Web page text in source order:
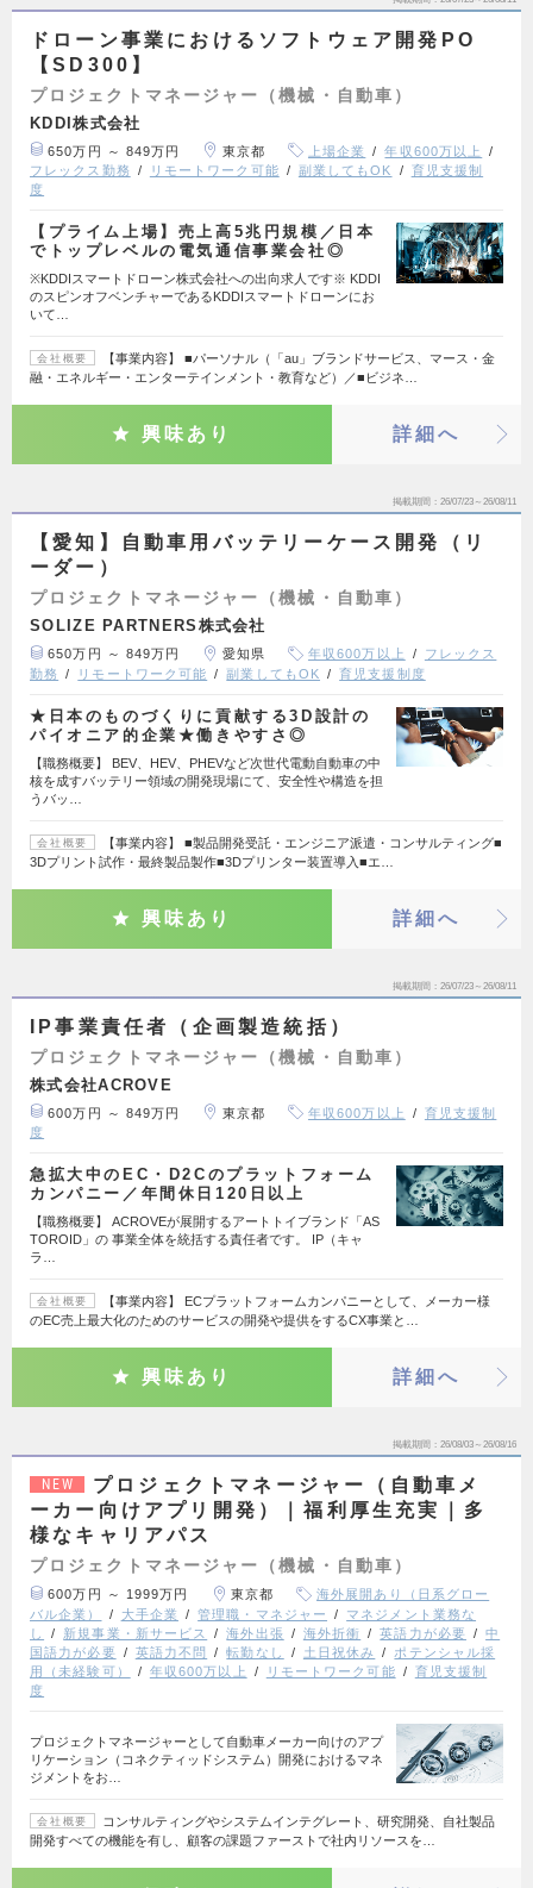
ドローン事業におけるソフトウェア開発PO
【SD300】
プロジェクトマネージャー（機械・自動車）
KDDI株式会社
650万円 ～ 849万円 東京都 上場企業
年収600万以上
フレックス勤務
リモートワーク可能 副業してもOK
育児支援制
度
【プライム上場】売上高5兆円規模／日本
でトップレベルの電気通信事業会社◎
※KDDIスマートドローン株式会社への出向求人です※ KDDI
のスピンオフベンチャーであるKDDIスマートドローンにお
いて…
会社概要
【事業内容】 ■パーソナル（「au」ブランドサービス、マース・金
融・エネルギー・エンターテインメント・教育など）／■ビジネ…
興味あり 詳細へ
掲載期間 26/07/23～26/08/11
【愛知】自動車用バッテリーケース開発（リ
ーダー）
プロジェクトマネージャー（機械・自動車）
SOLIZE PARTNERS株式会社
650万円 ～ 849万円 愛知県 年収600万以上
フレックス
勤務
リモートワーク可能 副業してもOK 育児支援制度
★日本のものづくりに貢献する3D設計の
パイオニア的企業★働きやすさ◎
【職務概要】 BEV、HEV、PHEVなど次世代電動自動車の中
核を成すバッテリー領域の開発現場にて、安全性や構造を担
うバッ…
会社概要
【事業内容】 ■製品開発受託・エンジニア派遣・コンサルティング■
3Dプリント試作・最終製品製作■3Dプリンター装置導入■エ…
興味あり 詳細へ
掲載期間 26/07/23～26/08/11
IP事業責任者（企画製造統括）
プロジェクトマネージャー（機械・自動車）
株式会社ACROVE
600万円 ～ 849万円 東京都 年収600万以上
育児支援制
度
急拡大中のEC・D2Cのプラットフォーム
カンパニー／年間休日120日以上
【職務概要】 ACROVEが展開するアートトイブランド「AS
TOROID」の 事業全体を統括する責任者です。 IP（キャ
ラ…
会社概要
【事業内容】 ECプラットフォームカンパニーとして、メーカー様
のEC売上最大化のためのサービスの開発や提供をするCX事業と…
興味あり 詳細へ
掲載期間 26/08/03～26/08/16
NEW
プロジェクトマネージャー（自動車メ
ーカー向けアプリ開発）｜福利厚生充実｜多
様なキャリアパス
プロジェクトマネージャー（機械・自動車）
600万円 ～ 1999万円 東京都
海外展開あり（日系グロー
バル企業）
大手企業 管理職・マネジャー
マネジメント業務な
し
新規事業・新サービス 海外出張 海外折衝 英語力が必要
中
国語力が必要
英語力不問 転勤なし 土日祝休み
ポテンシャル採
用（未経験可）
年収600万以上 リモートワーク可能
育児支援制
度
プロジェクトマネージャーとして自動車メーカー向けのアプ
リケーション（コネクティッドシステム）開発におけるマネ
ジメントをお…
会社概要
コンサルティングやシステムインテグレート、研究開発、自社製品
開発すべての機能を有し、顧客の課題ファーストで社内リソースを…